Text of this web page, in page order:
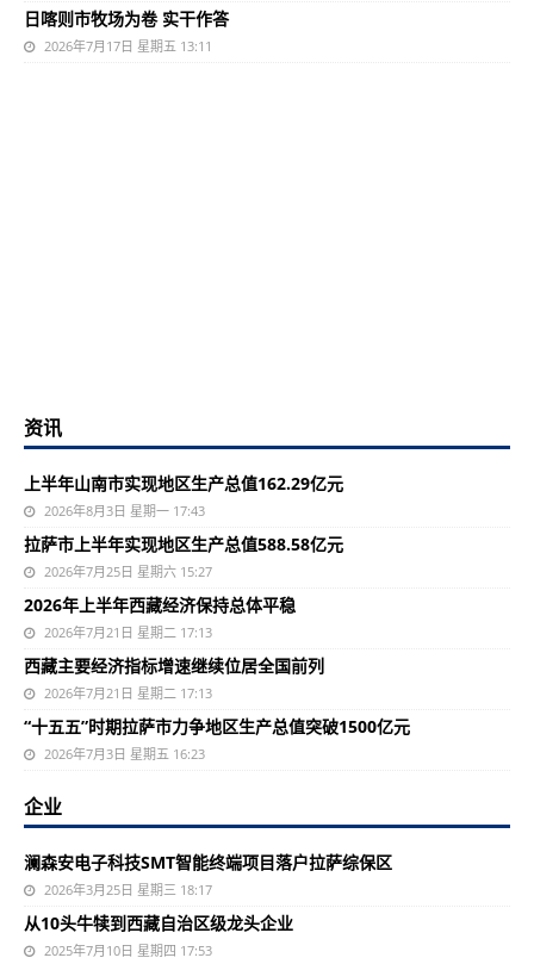
日喀则市牧场为卷 实干作答
2026年7月17日 星期五 13:11
资讯
上半年山南市实现地区生产总值162.29亿元
2026年8月3日 星期一 17:43
拉萨市上半年实现地区生产总值588.58亿元
2026年7月25日 星期六 15:27
2026年上半年西藏经济保持总体平稳
2026年7月21日 星期二 17:13
西藏主要经济指标增速继续位居全国前列
2026年7月21日 星期二 17:13
“十五五”时期拉萨市力争地区生产总值突破1500亿元
2026年7月3日 星期五 16:23
企业
澜森安电子科技SMT智能终端项目落户拉萨综保区
2026年3月25日 星期三 18:17
从10头牛犊到西藏自治区级龙头企业
2025年7月10日 星期四 17:53